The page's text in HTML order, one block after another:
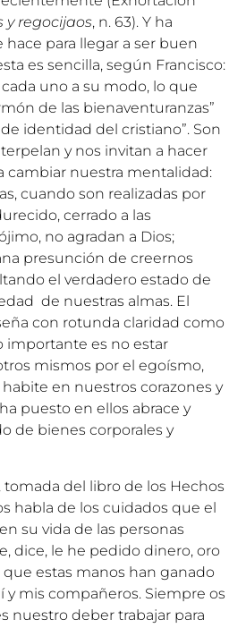
y regocijaos, n. 63). Y ha
hace para llegar a ser buen
es sencilla, según Francisco:
uno a su modo, lo que
de las bienaventuranzas”
de identidad del cristiano”. Son
y nos invitan a hacer
cambiar nuestra mentalidad:
cuando son realizadas por
cerrado a las
no agradan a Dios;
presunción de creernos
el verdadero estado de
de nuestras almas. El
con rotunda claridad como
importante es no estar
mismos por el egoísmo,
en nuestros corazones y
puesto en ellos abrace y
de bienes corporales y
tomada del libro de los Hechos
habla de los cuidados que el
su vida de las personas
dice, le he pedido dinero, oro
que estas manos han ganado
y mis compañeros. Siempre os
nuestro deber trabajar para